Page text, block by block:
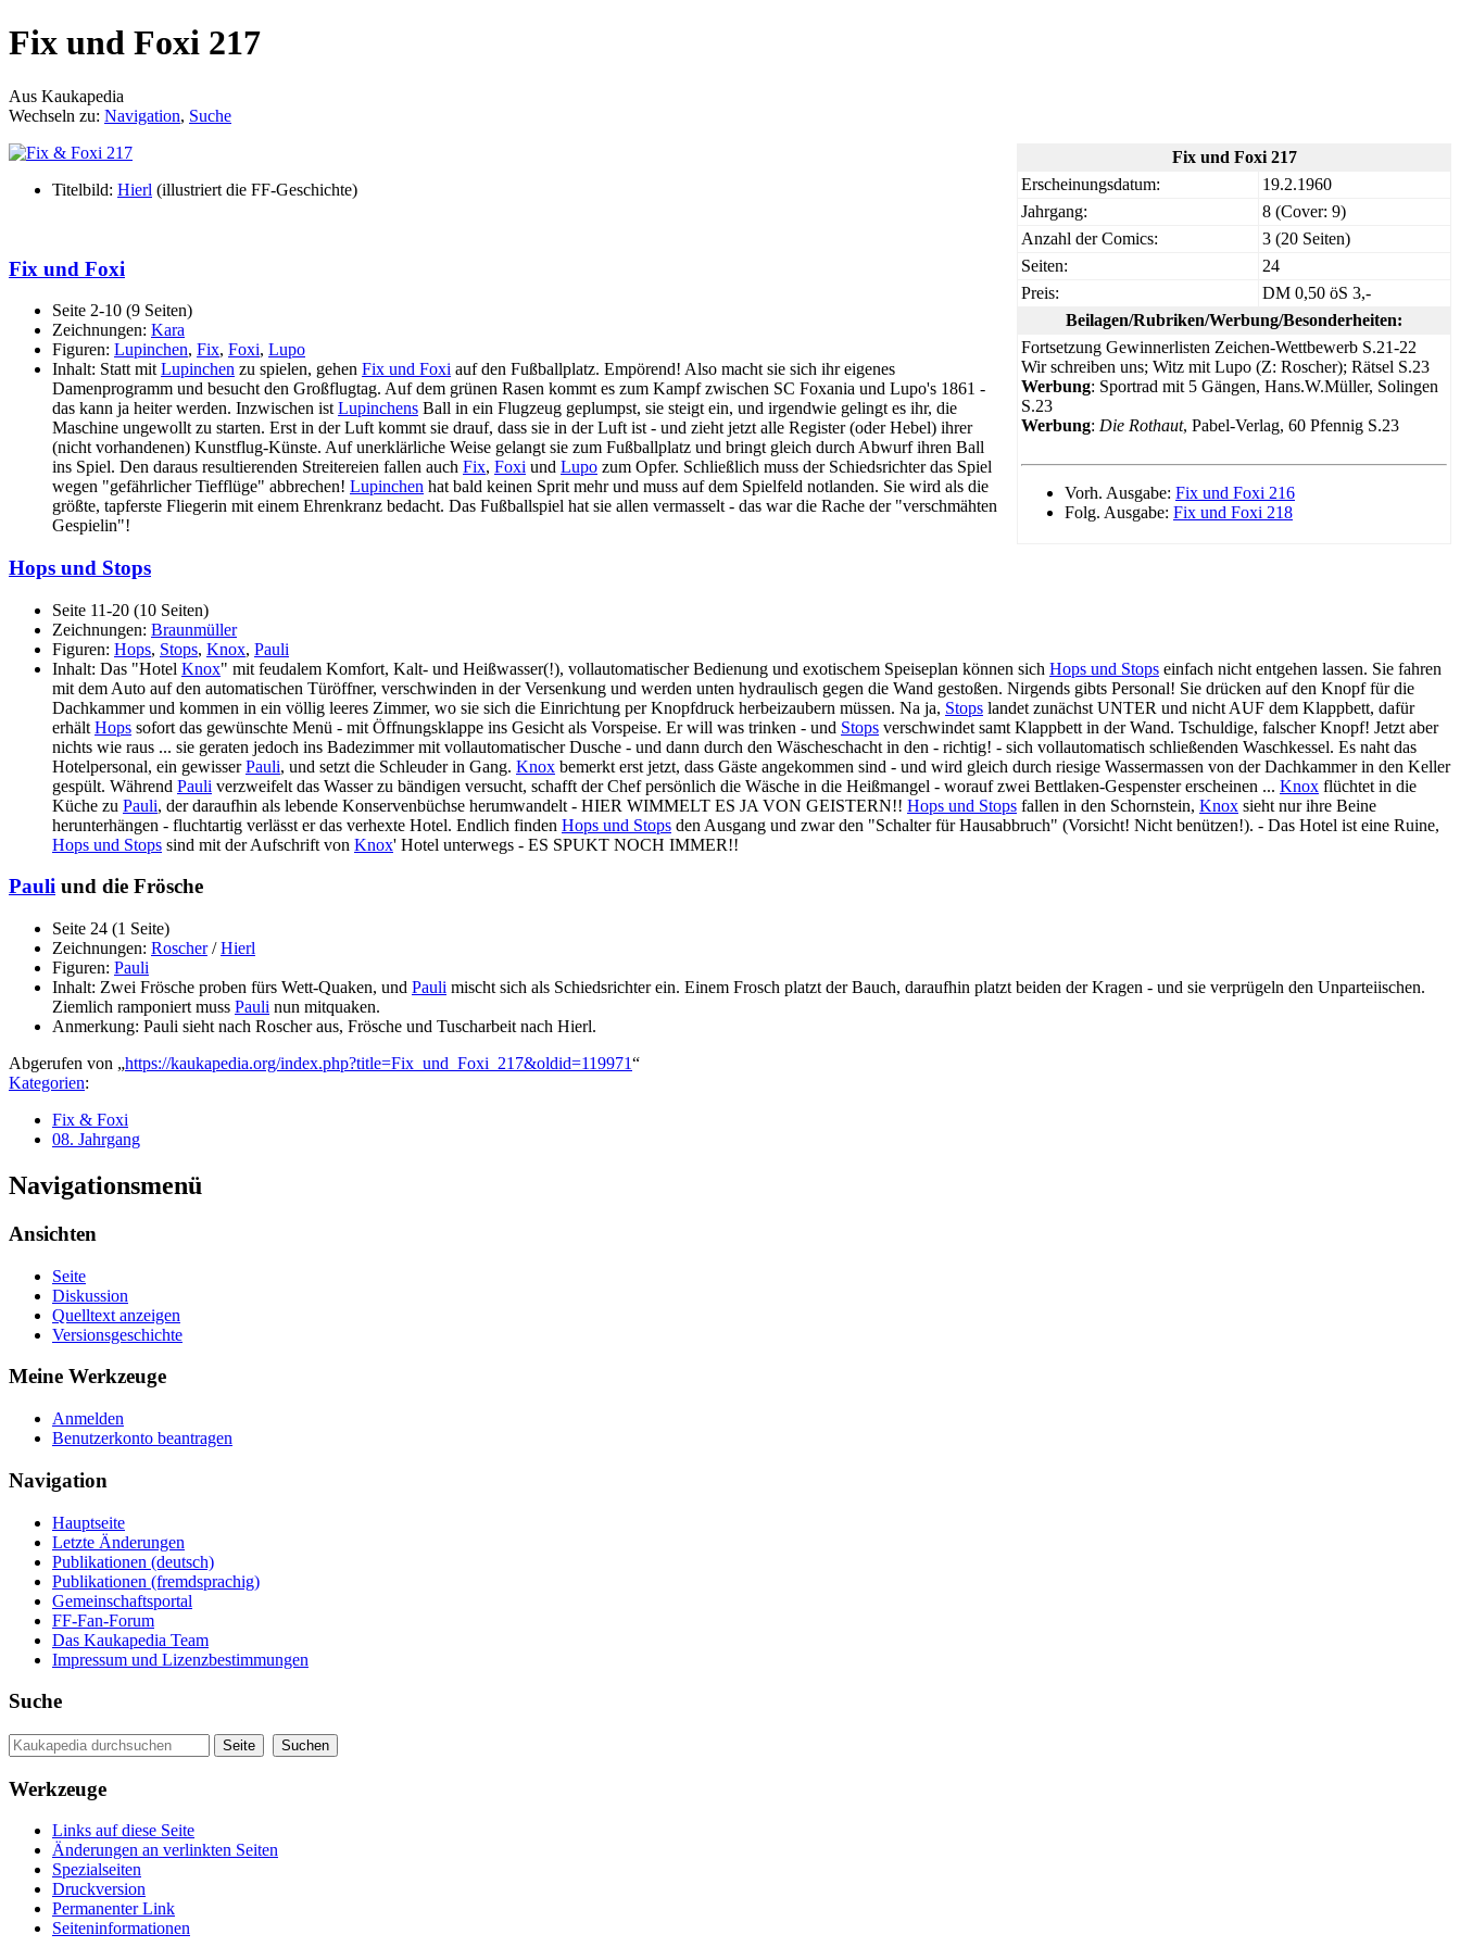
Fix und Foxi 217
Aus Kaukapedia
Wechseln zu: Navigation, Suche
Fix und Foxi 217
Erscheinungsdatum:
19.2.1960
Jahrgang:
8 (Cover: 9)
Anzahl der Comics:
3 (20 Seiten)
Seiten:
24
Preis:
DM 0,50 öS 3,-
Beilagen/Rubriken/Werbung/Besonderheiten:
Fortsetzung Gewinnerlisten Zeichen-Wettbewerb S.21-22
Wir schreiben uns; Witz mit Lupo (Z: Roscher); Rätsel S.23
Werbung: Sportrad mit 5 Gängen, Hans.W.Müller, Solingen
S.23
Werbung: Die Rothaut, Pabel-Verlag, 60 Pfennig S.23
Vorh. Ausgabe: Fix und Foxi 216
Folg. Ausgabe: Fix und Foxi 218
Titelbild: Hierl (illustriert die FF-Geschichte)
Fix und Foxi
Seite 2-10 (9 Seiten)
Zeichnungen: Kara
Figuren: Lupinchen, Fix, Foxi, Lupo
Inhalt: Statt mit Lupinchen zu spielen, gehen Fix und Foxi auf den Fußballplatz. Empörend! Also macht sie sich ihr eigenes
Damenprogramm und besucht den Großflugtag. Auf dem grünen Rasen kommt es zum Kampf zwischen SC Foxania und Lupo's 1861 -
das kann ja heiter werden. Inzwischen ist Lupinchens Ball in ein Flugzeug geplumpst, sie steigt ein, und irgendwie gelingt es ihr, die
Maschine ungewollt zu starten. Erst in der Luft kommt sie drauf, dass sie in der Luft ist - und zieht jetzt alle Register (oder Hebel) ihrer
(nicht vorhandenen) Kunstflug-Künste. Auf unerklärliche Weise gelangt sie zum Fußballplatz und bringt gleich durch Abwurf ihren Ball
ins Spiel. Den daraus resultierenden Streitereien fallen auch Fix, Foxi und Lupo zum Opfer. Schließlich muss der Schiedsrichter das Spiel
wegen "gefährlicher Tiefflüge" abbrechen! Lupinchen hat bald keinen Sprit mehr und muss auf dem Spielfeld notlanden. Sie wird als die
größte, tapferste Fliegerin mit einem Ehrenkranz bedacht. Das Fußballspiel hat sie allen vermasselt - das war die Rache der "verschmähten
Gespielin"!
Hops und Stops
Seite 11-20 (10 Seiten)
Zeichnungen: Braunmüller
Figuren: Hops, Stops, Knox, Pauli
Inhalt: Das "Hotel Knox" mit feudalem Komfort, Kalt- und Heißwasser(!), vollautomatischer Bedienung und exotischem Speiseplan können sich Hops und Stops einfach nicht entgehen lassen. Sie fahren
mit dem Auto auf den automatischen Türöffner, verschwinden in der Versenkung und werden unten hydraulisch gegen die Wand gestoßen. Nirgends gibts Personal! Sie drücken auf den Knopf für die
Dachkammer und kommen in ein völlig leeres Zimmer, wo sie sich die Einrichtung per Knopfdruck herbeizaubern müssen. Na ja, Stops landet zunächst UNTER und nicht AUF dem Klappbett, dafür
erhält Hops sofort das gewünschte Menü - mit Öffnungsklappe ins Gesicht als Vorspeise. Er will was trinken - und Stops verschwindet samt Klappbett in der Wand. Tschuldige, falscher Knopf! Jetzt aber
nichts wie raus ... sie geraten jedoch ins Badezimmer mit vollautomatischer Dusche - und dann durch den Wäscheschacht in den - richtig! - sich vollautomatisch schließenden Waschkessel. Es naht das
Hotelpersonal, ein gewisserPauli, und setzt die Schleuder in Gang. Knox bemerkt erst jetzt, dass Gäste angekommen sind - und wird gleich durch riesige Wassermassen von der Dachkammer in den Keller
gespült. Während Pauli verzweifelt das Wasser zu bändigen versucht, schafft der Chef persönlich die Wäsche in die Heißmangel - worauf zwei Bettlaken-Gespenster erscheinen ... Knox flüchtet in die
Küche zu Pauli, der daraufhin als lebende Konservenbüchse herumwandelt - HIER WIMMELT ES JA VON GEISTERN!! Hops und Stops fallen in den Schornstein, Knox sieht nur ihre Beine
herunterhängen - fluchtartig verlässt er das verhexte Hotel. Endlich finden Hops und Stops den Ausgang und zwar den "Schalter für Hausabbruch" (Vorsicht! Nicht benützen!). - Das Hotel ist eine Ruine,
Hops und Stops sind mit der Aufschrift von Knox' Hotel unterwegs - ES SPUKT NOCH IMMER!!
Pauli und die Frösche
Seite 24 (1 Seite)
Zeichnungen: Roscher/Hierl
Figuren: Pauli
Inhalt: Zwei Frösche proben fürs Wett-Quaken, und Pauli mischt sich als Schiedsrichter ein. Einem Frosch platzt der Bauch, daraufhin platzt beiden der Kragen - und sie verprügeln den Unparteiischen.
Ziemlich ramponiert muss Pauli nun mitquaken.
Anmerkung: Pauli sieht nach Roscher aus, Frösche und Tuscharbeit nach Hierl.
Abgerufen von „https://kaukapedia.org/index.php?title=Fix_und_Foxi_217&oldid=119971“
Kategorien:
Fix & Foxi
08. Jahrgang
Navigationsmenü
Ansichten
Seite
Diskussion
Quelltext anzeigen
Versionsgeschichte
Meine Werkzeuge
Anmelden
Benutzerkonto beantragen
Navigation
Hauptseite
Letzte Änderungen
Publikationen (deutsch)
Publikationen (fremdsprachig)
Gemeinschaftsportal
FF-Fan-Forum
Das Kaukapedia Team
Impressum und Lizenzbestimmungen
Suche
Werkzeuge
Links auf diese Seite
Änderungen an verlinkten Seiten
Spezialseiten
Druckversion
Permanenter Link
Seiten­informationen